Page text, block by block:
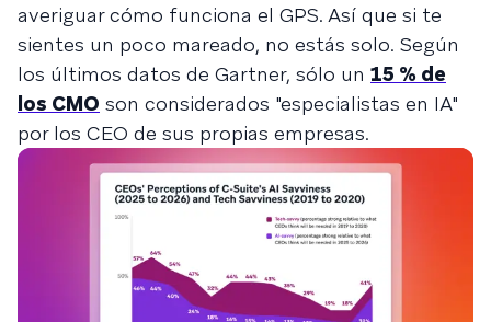
averiguar cómo funciona el GPS. Así que si te
sientes un poco mareado, no estás solo. Según
los últimos datos de Gartner, sólo un 15 % de
los CMO son considerados "especialistas en IA"
por los CEO de sus propias empresas.